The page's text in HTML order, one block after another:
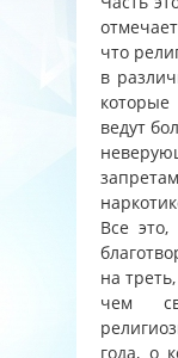
что
в
ведут
Все
на
чем
года, о